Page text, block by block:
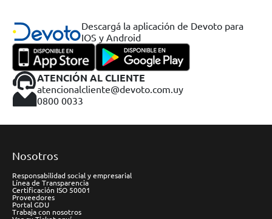
Descargá la aplicación de Devoto para
IOS y Android
ATENCIÓN AL CLIENTE
atencionalcliente@devoto.com.uy
0800 0033
Nosotros
Responsabilidad social y empresarial
Línea de Transparencia
Certificación ISO 50001
Proveedores
Portal GDU
Trabaja con nosotros